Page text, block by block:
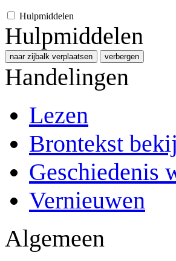
Hulpmiddelen
Hulpmiddelen
naar zijbalk verplaatsen verbergen
Handelingen
Lezen
Brontekst
Geschiedenis
Vernieuwen
Algemeen